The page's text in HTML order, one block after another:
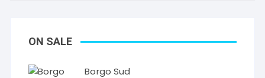
ON SALE
Borgo Sud